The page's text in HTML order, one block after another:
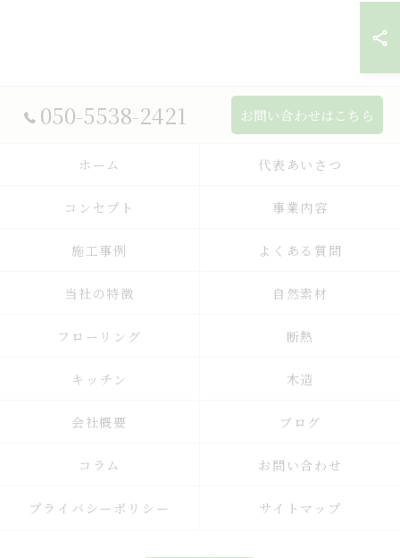
050-5538-2421 お問い合わせはこちら
ホーム 代表あいさつ
コンセプト 事業内容
施工事例 よくある質問
当社の特徴 自然素材
フローリング 断熱
キッチン 木造
会社概要 ブログ
コラム お問い合わせ
プライバシーポリシー サイトマップ